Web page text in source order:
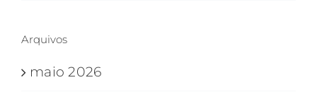
Arquivos
maio 2026